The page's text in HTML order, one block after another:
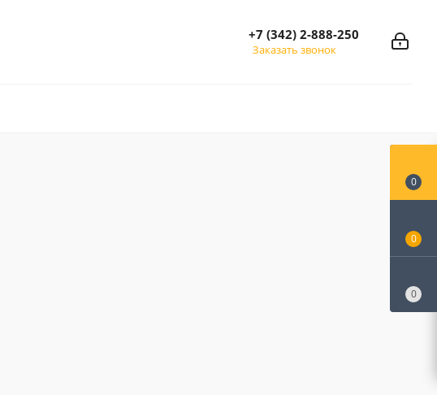
+7 (342) 2-888-250
Заказать звонок
0
0
0